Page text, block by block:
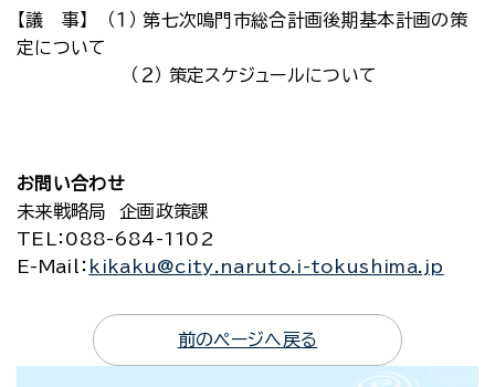
【議 事】 （１） 第七次鳴門市総合計画後期基本計画の策
定について
（２） 策定スケジュールについて
お問い合わせ
未来戦略局 企画政策課
TEL：088-684-1102
E-Mail： kikaku@city.naruto.i-tokushima.jp
前のページへ戻る